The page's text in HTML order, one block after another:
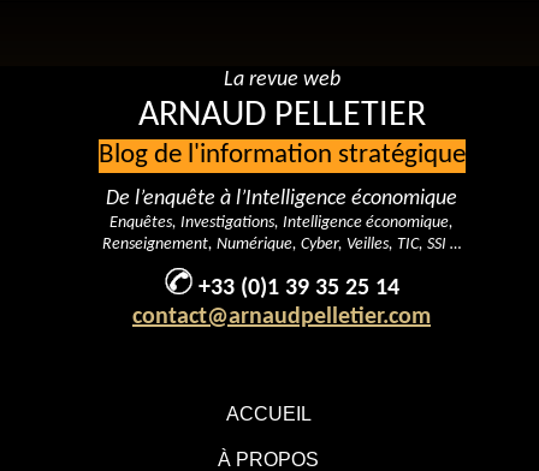
ACCUEIL
À PROPOS
La revue web
ARNAUD PELLETIER
Blog de l'information stratégique
De l’enquête à l’Intelligence économique
Enquêtes, Investigations, Intelligence économique,
Renseignement, Numérique, Cyber, Veilles, TIC, SSI …
+33 (0)1 39 35 25 14
contact@arnaudpelletier.com